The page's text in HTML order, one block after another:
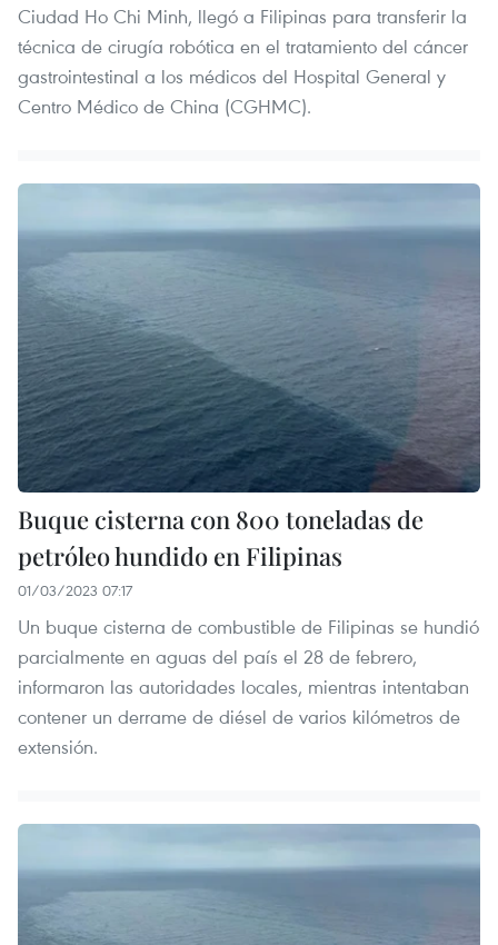
Ciudad Ho Chi Minh, llegó a Filipinas para transferir la
técnica de cirugía robótica en el tratamiento del cáncer
gastrointestinal a los médicos del Hospital General y
Centro Médico de China (CGHMC).
Buque cisterna con 800 toneladas de
petróleo hundido en Filipinas
01/03/2023 07:17
Un buque cisterna de combustible de Filipinas se hundió
parcialmente en aguas del país el 28 de febrero,
informaron las autoridades locales, mientras intentaban
contener un derrame de diésel de varios kilómetros de
extensión.